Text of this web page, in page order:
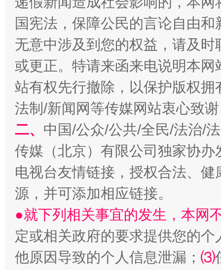
习近平的博鳌关键词
魏明亮
“刷贴”乱象丛生
生
国宪法，保障公民的言论自由
无意中涉及到您的权益，请及
或更正。特请来函来电说明本
站有权先行撤除，以保护版权
法制/新闻网等传媒网站衷心致
二、 中国/公众/公共/全民/法治/
传媒（北京）有限公司独家协
电视台友情链接，授权合法、
源，并可添加相应链接。
●就下列相关事宜的发生，本网
定或相关政府的要求提供您的个
他原因导致的个人信息泄漏； ⑶